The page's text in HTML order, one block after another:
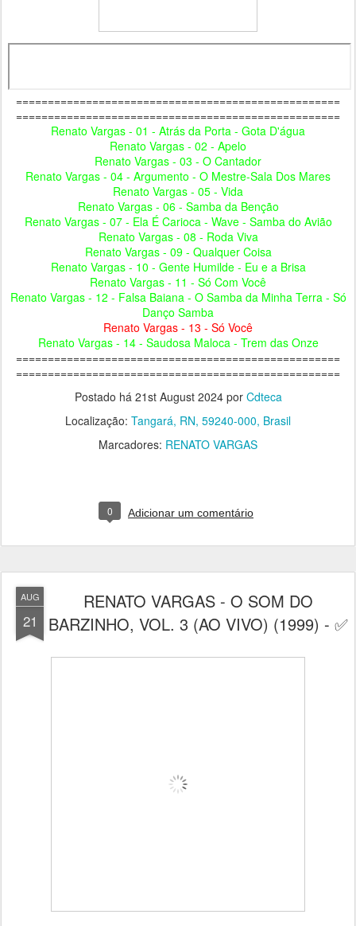
===================================================
===================================================
Renato Vargas - 01 - Atrás da Porta - Gota D'água
Renato Vargas - 02 - Apelo
Renato Vargas - 03 - O Cantador
Renato Vargas - 04 - Argumento - O Mestre-Sala Dos Mares
Renato Vargas - 05 - Vida
Renato Vargas - 06 - Samba da Benção
Renato Vargas - 07 - Ela É Carioca - Wave - Samba do Avião
Renato Vargas - 08 - Roda Viva
Renato Vargas - 09 - Qualquer Coisa
Renato Vargas - 10 - Gente Humilde - Eu e a Brisa
Renato Vargas - 11 - Só Com Você
Renato Vargas - 12 - Falsa Baiana - O Samba da Minha Terra - Só
Danço Samba
Renato Vargas - 13 - Só Você
Renato Vargas - 14 - Saudosa Maloca - Trem das Onze
===================================================
===================================================
Postado há 21st August 2024por Cdteca
Localização: Tangará, RN, 59240-000, Brasil
Marcadores: RENATO VARGAS
0 Adicionar um comentário
AUG
21
RENATO VARGAS - O SOM DO
BARZINHO, VOL. 3 (AO VIVO) (1999) - ✅